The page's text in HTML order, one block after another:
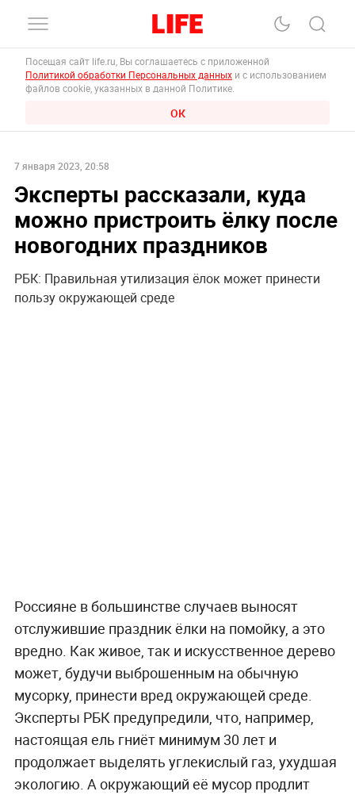
Посещая сайт life.ru, Вы соглашаетесь с приложенной
Политикой обработки Персональных данных и с использованием
файлов cookie, указанных в данной Политике.
ОК
7 января 2023, 20:58
Эксперты рассказали, куда
можно пристроить ёлку после
новогодних праздников
РБК: Правильная утилизация ёлок может принести
пользу окружающей среде
Россияне в большинстве случаев выносят
отслужившие праздник ёлки на помойку, а это
вредно. Как живое, так и искусственное дерево
может, будучи выброшенным на обычную
мусорку, принести вред окружающей среде.
Эксперты РБК предупредили, что, например,
настоящая ель гниёт минимум 30 лет и
продолжает выделять углекислый газ, ухудшая
экологию. А окружающий её мусор продлит